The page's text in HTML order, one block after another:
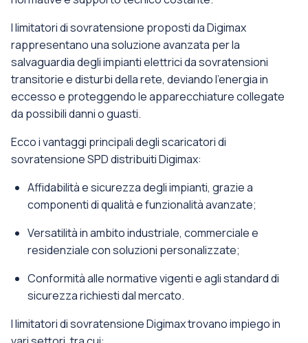
I limitatori di sovratensione proposti da Digimax
rappresentano una soluzione avanzata per la
salvaguardia degli impianti elettrici da sovratensioni
transitorie e disturbi della rete, deviando l'energia in
eccesso e proteggendo le apparecchiature collegate
da possibili danni o guasti.
Ecco i vantaggi principali degli scaricatori di
sovratensione SPD distribuiti Digimax:
Affidabilità e sicurezza degli impianti, grazie a
componenti di qualità e funzionalità avanzate;
Versatilità in ambito industriale, commerciale e
residenziale con soluzioni personalizzate;
Conformità alle normative vigenti e agli standard di
sicurezza richiesti dal mercato.
I limitatori di sovratensione Digimax trovano impiego in